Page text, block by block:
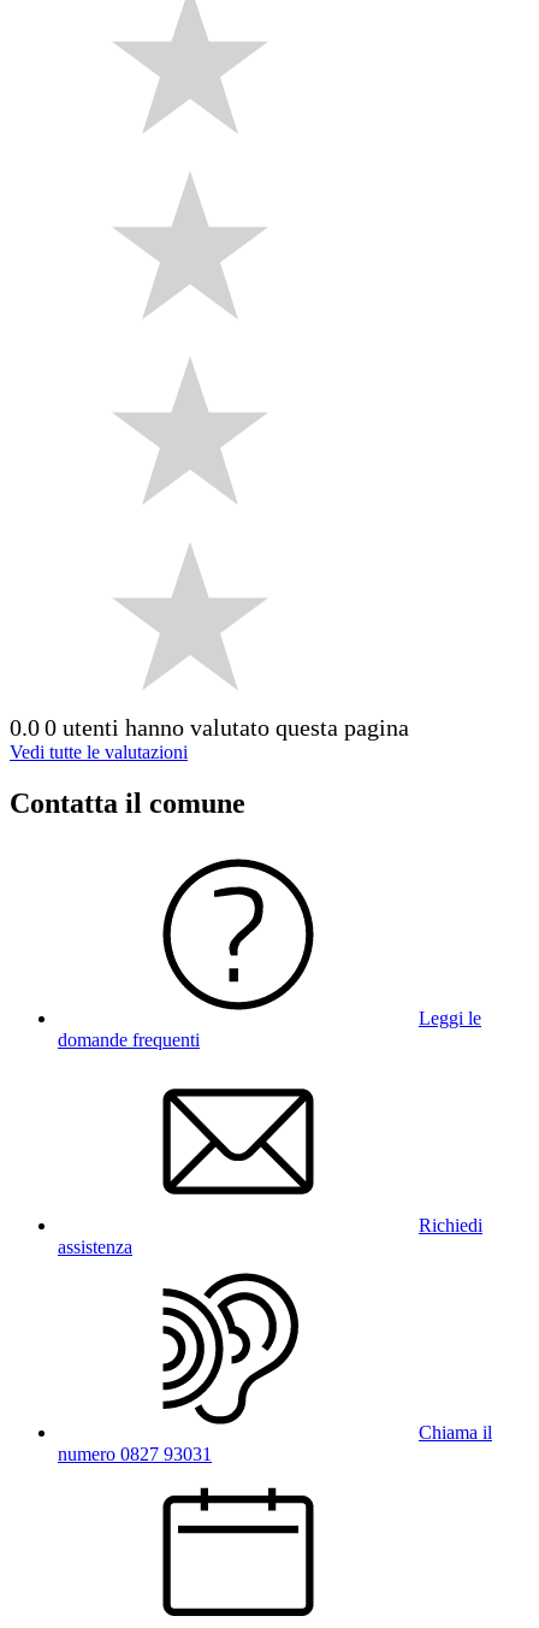
0.00 utenti hanno valutato questa pagina
Vedi tutte le valutazioni
Contatta il comune
Leggi le
domande frequenti
Richiedi
assistenza
Chiama il
numero 0827 93031